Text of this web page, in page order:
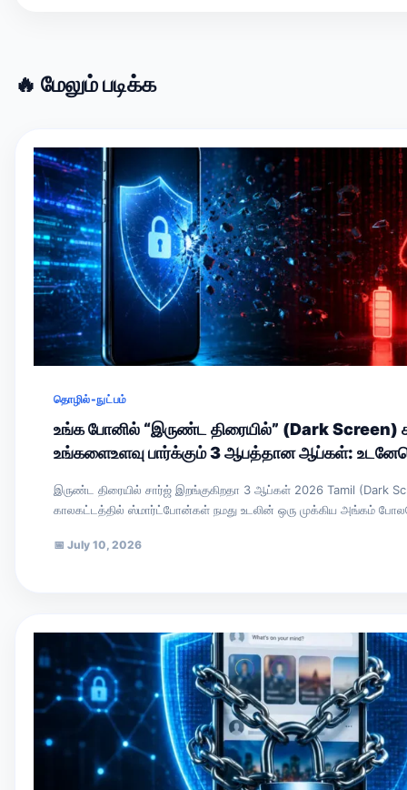
🔥 மேலும் படிக்க
தொழில்-நுட்பம்
உங்க போனில் “இருண்ட திரையில்” (Dark Screen)
உங்களைஉளவு பார்க்கும் 3 ஆபத்தான ஆப்கள்:
இருண்ட திரையில் சார்ஜ் இறங்குகிறதா 3 ஆப்கள் 2026 Tamil (Dark
காலகட்டத்தில் ஸ்மார்ட்போன்கள் நமது உடலின் ஒரு முக்கிய அங்கம்
📅 July 10, 2026